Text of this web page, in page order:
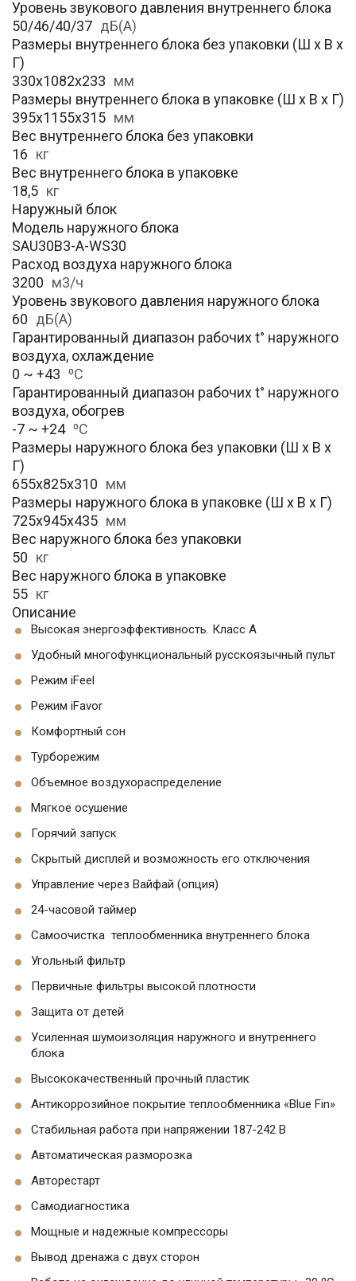
Уровень звукового давления внутреннего блока
50/46/40/37 дБ(А)
Размеры внутреннего блока без упаковки (Ш х В х
Г)
330х1082х233 мм
Размеры внутреннего блока в упаковке (Ш х В х Г)
395х1155х315 мм
Вес внутреннего блока без упаковки
16 кг
Вес внутреннего блока в упаковке
18,5 кг
Наружный блок
Модель наружного блока
SAU30B3-A-WS30
Расход воздуха наружного блока
3200 м3/ч
Уровень звукового давления наружного блока
60 дБ(А)
Гарантированный диапазон рабочих t° наружного
воздуха, охлаждение
0 ~ +43 ⁰С
Гарантированный диапазон рабочих t° наружного
воздуха, обогрев
-7 ~ +24 ⁰С
Размеры наружного блока без упаковки (Ш х В х
Г)
655х825х310 мм
Размеры наружного блока в упаковке (Ш х В х Г)
725х945х435 мм
Вес наружного блока без упаковки
50 кг
Вес наружного блока в упаковке
55 кг
Описание
Высокая энергоэффективность. Класс А
Удобный многофункциональный русскоязычный пульт
Режим iFeel
Режим iFavor
Комфортный сон
Турборежим
Объемное воздухораспределение
Мягкое осушение
Горячий запуск
Скрытый дисплей и возможность его отключения
Управление через Вайфай (опция)
24-часовой таймер
Самоочистка теплообменника внутреннего блока
Угольный фильтр
Первичные фильтры высокой плотности
Защита от детей
Усиленная шумоизоляция наружного и внутреннего
блока
Высококачественный прочный пластик
Антикоррозийное покрытие теплообменника «Blue Fin»
Стабильная работа при напряжении 187-242 В
Автоматическая разморозка
Авторестарт
Самодиагностика
Мощные и надежные компрессоры
Вывод дренажа с двух сторон